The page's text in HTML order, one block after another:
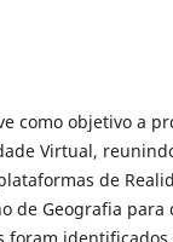
como objetivo a
Virtual,
de
de Geografia para